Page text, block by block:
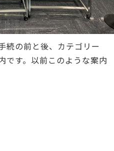
続の前と後、カテゴリー
です。以前このような案内